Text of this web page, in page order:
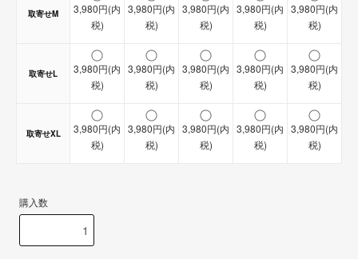
取寄せM
3,980円(内
税)
3,980円(内
税)
3,980円(内
税)
3,980円(内
税)
3,980円(内
税)
取寄せL
3,980円(内
税)
3,980円(内
税)
3,980円(内
税)
3,980円(内
税)
3,980円(内
税)
取寄せXL
3,980円(内
税)
3,980円(内
税)
3,980円(内
税)
3,980円(内
税)
3,980円(内
税)
購入数